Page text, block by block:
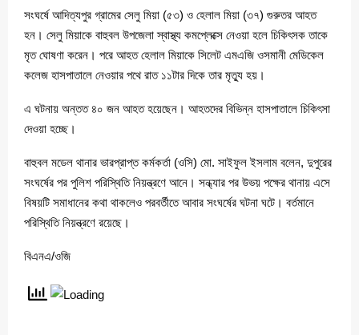
সংঘর্ষে আদিত্যপুর গ্রামের সেলু মিয়া (৫৩) ও হেলাল মিয়া (৩৭) গুরুতর আহত
হন। সেলু মিয়াকে বাহুবল উপজেলা স্বাস্থ্য কমপ্লেক্সে নেওয়া হলে চিকিৎসক তাকে
মৃত ঘোষণা করেন। পরে আহত হেলাল মিয়াকে সিলেট এমএজি ওসমানী মেডিকেল
কলেজ হাসপাতালে নেওয়ার পথে রাত ১১টার দিকে তার মৃত্যু হয়।
এ ঘটনায় অন্তত ৪০ জন আহত হয়েছেন। আহতদের বিভিন্ন হাসপাতালে চিকিৎসা
দেওয়া হচ্ছে।
বাহুবল মডেল থানার ভারপ্রাপ্ত কর্মকর্তা (ওসি) মো. সাইফুল ইসলাম বলেন, দুপুরের
সংঘর্ষের পর পুলিশ পরিস্থিতি নিয়ন্ত্রণে আনে। সন্ধ্যার পর উভয় পক্ষের থানায় এসে
বিষয়টি সমাধানের কথা থাকলেও পরবর্তীতে আবার সংঘর্ষের ঘটনা ঘটে। বর্তমানে
পরিস্থিতি নিয়ন্ত্রণে রয়েছে।
বিএনএ/ওজি